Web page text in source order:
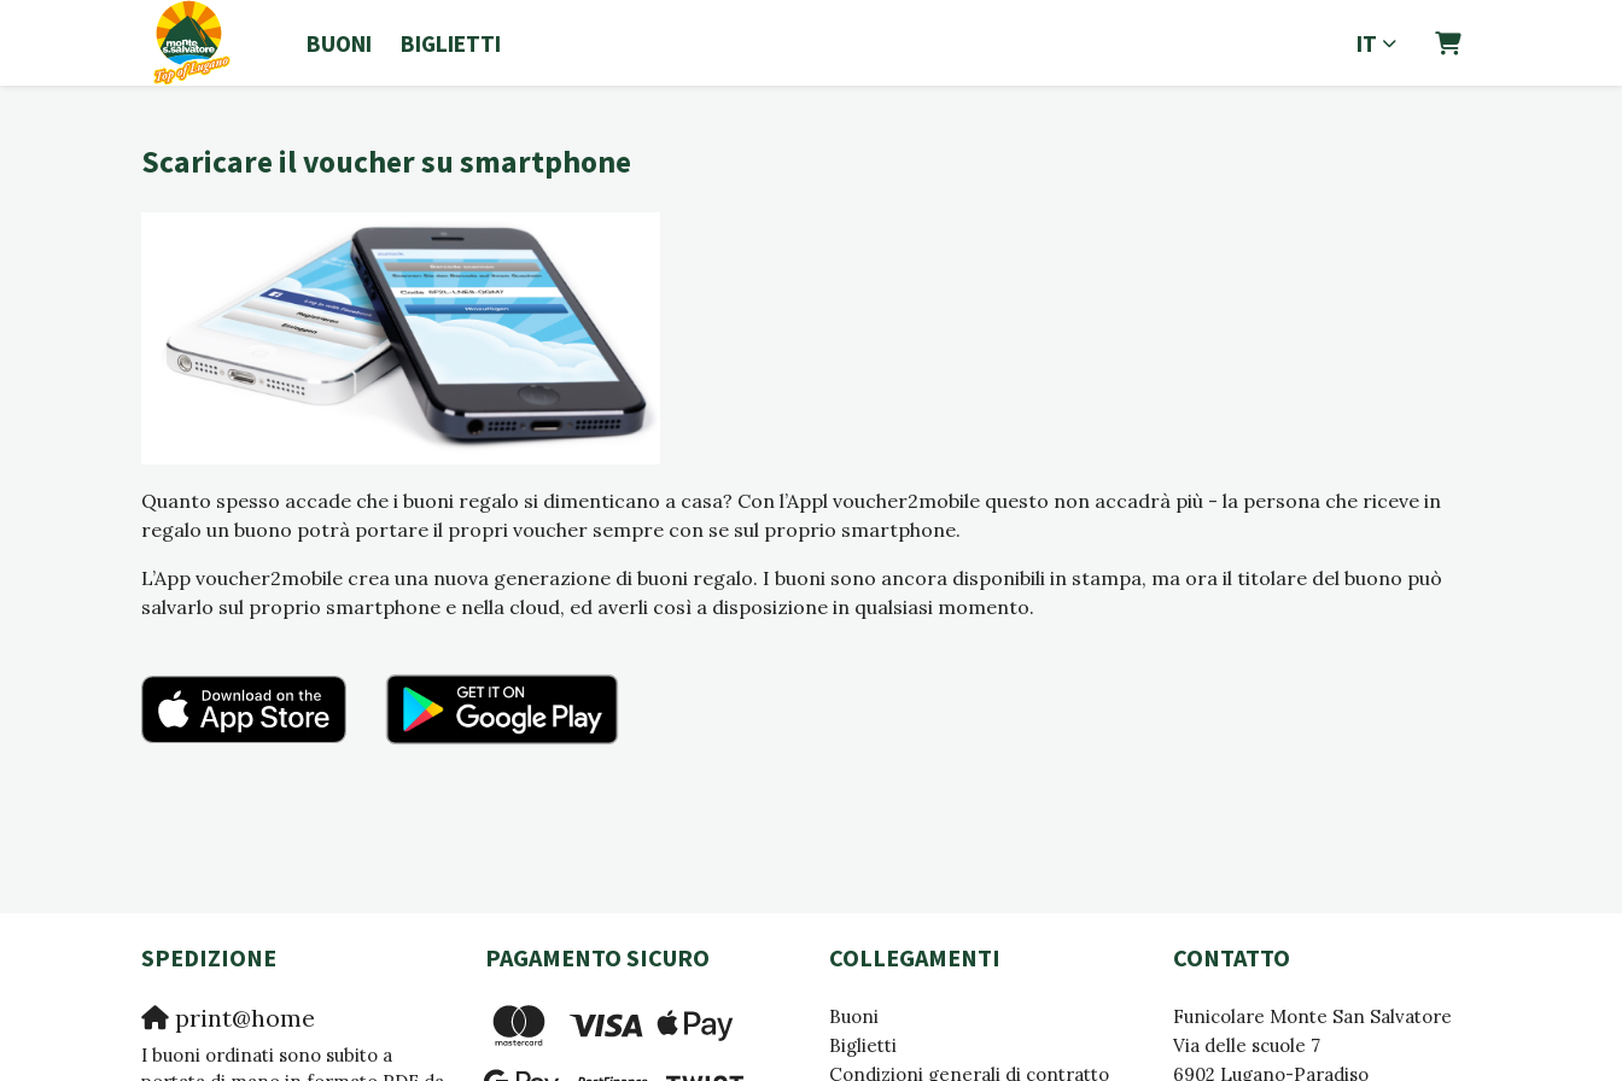
BUONI BIGLIETTI IT
CARRELLO
Scaricare il voucher su smartphone
Quanto spesso accade che i buoni regalo si dimenticano a casa? Con l’Appl voucher2mobile questo non accadrà più - la persona che riceve in
regalo un buono potrà portare il propri voucher sempre con se sul proprio smartphone.
L’App voucher2mobile crea una nuova generazione di buoni regalo. I buoni sono ancora disponibili in stampa, ma ora il titolare del buono può
salvarlo sul proprio smartphone e nella cloud, ed averli così a disposizione in qualsiasi momento.
SPEDIZIONE
print@home
I buoni ordinati sono subito a
PAGAMENTO SICURO COLLEGAMENTI
Buoni
Biglietti
Condizioni generali di contratto
CONTATTO
Funicolare Monte San Salvatore
Via delle scuole 7
6902 Lugano-Paradiso